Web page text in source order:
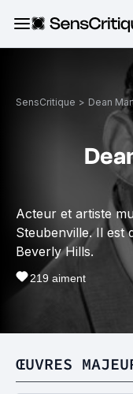
SensCritique > Dean
Acteur et artiste
Steubenville. Il est
Beverly Hills.
219 aiment
ŒUVRES